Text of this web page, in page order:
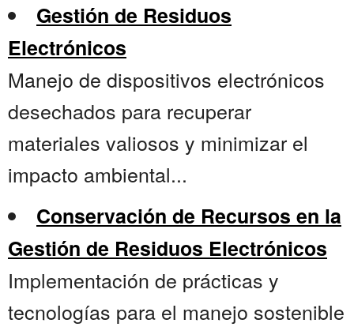
Gestión de Residuos
Electrónicos
Manejo de dispositivos electrónicos
desechados para recuperar
materiales valiosos y minimizar el
impacto ambiental...
Conservación de Recursos en la
Gestión de Residuos Electrónicos
Implementación de prácticas y
tecnologías para el manejo sostenible